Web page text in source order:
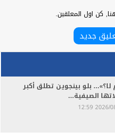
كن اول المعلقين.
جديد
بلو بينجوين تطلق أكبر
الصيفية...
2026/08/